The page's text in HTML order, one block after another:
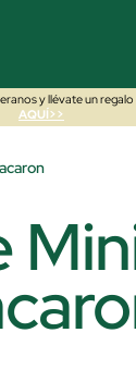
y llévate un
AQUÍ>>